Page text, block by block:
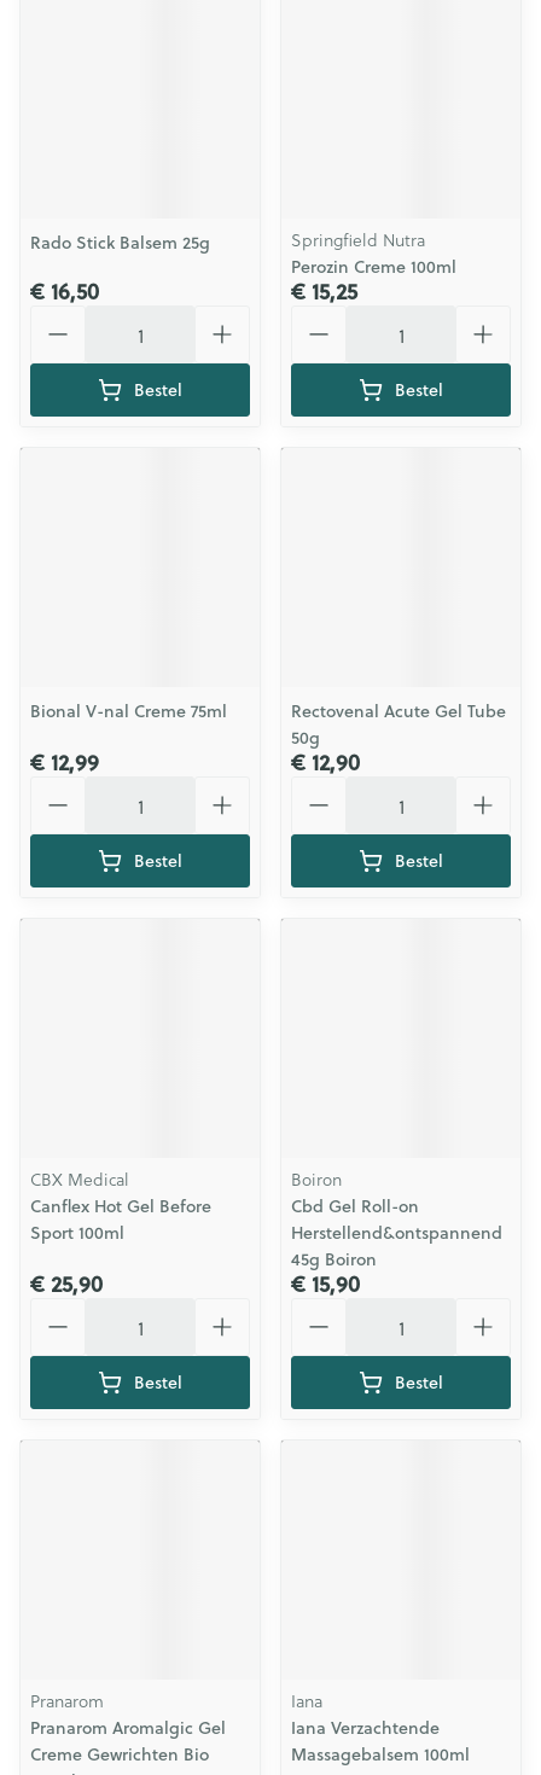
Rado Stick Balsem 25g
€ 16,50
Bestel
Springfield Nutra
Perozin Creme 100ml
€ 15,25
Bestel
Bional V-nal Creme 75ml
€ 12,99
Bestel
Rectovenal Acute Gel Tube
50g
€ 12,90
Bestel
CBX Medical
Canflex Hot Gel Before
Sport 100ml
€ 25,90
Bestel
Boiron
Cbd Gel Roll-on
Herstellend&ontspannend
45g Boiron
€ 15,90
Bestel
Pranarom
Pranarom Aromalgic Gel
Creme Gewrichten Bio
Iana
Iana Verzachtende
Massagebalsem 100ml